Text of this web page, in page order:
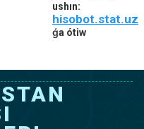
ushın:
hisobot.stat.uz
ǵa ótiw